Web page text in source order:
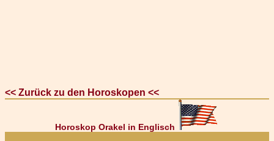
<< Zurück zu den Horoskopen <<
Horoskop Orakel in Englisch